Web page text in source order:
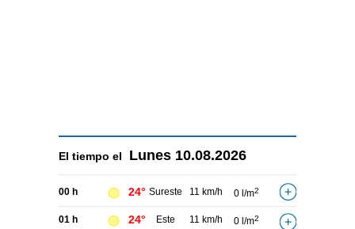
El tiempo el Lunes 10.08.2026
00 h 24° Sureste 11 km/h 0 l/m2
01 h 24° Este 11 km/h 0 l/m2